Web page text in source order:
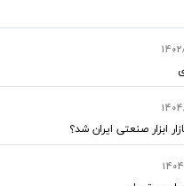
ابزار صنعتی ایران شد؟